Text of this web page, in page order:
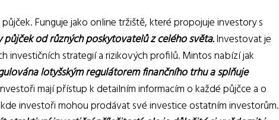
Funguje jako online tržiště, které propojuje investory s
od různých poskytovatelů z celého světa.Investovat je
investičních strategií a rizikových profilů. Mintos nabízí jak
lotyšským regulátorem finančního trhu a splňuje
mají přístup k detailním informacím o každé půjčce a o
investoři mohou prodávat své investice ostatním investorům.